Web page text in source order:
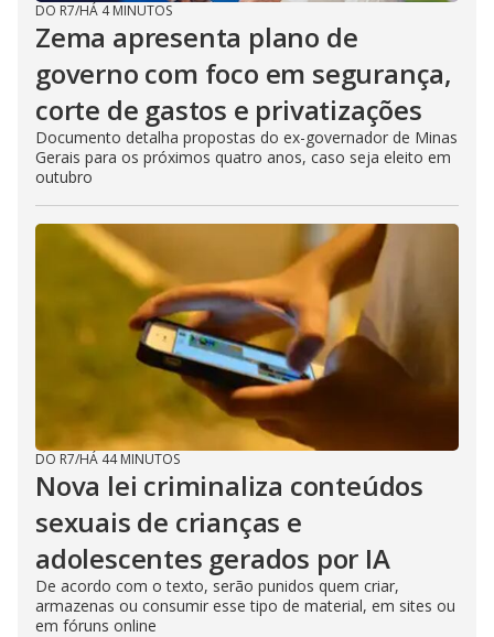
DO R7/HÁ 4 MINUTOS
Zema apresenta plano de
governo com foco em segurança,
corte de gastos e privatizações
Documento detalha propostas do ex-governador de Minas
Gerais para os próximos quatro anos, caso seja eleito em
outubro
DO R7/HÁ 44 MINUTOS
Nova lei criminaliza conteúdos
sexuais de crianças e
adolescentes gerados por IA
De acordo com o texto, serão punidos quem criar,
armazenas ou consumir esse tipo de material, em sites ou
em fóruns online